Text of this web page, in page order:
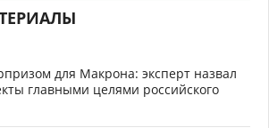
для Макрона: эксперт назвал
главными целями российского